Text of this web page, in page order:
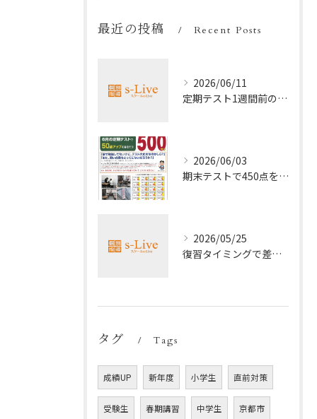
最近の投稿 Recent Posts
2026/06/11
定期テスト1週間前の効率暗記法
2026/06/03
期末テストで450点を取る勉強法
2026/05/25
復習タイミングで差がつく勉強法
タグ Tags
成績UP 新年度 小学生 直前対策
受験生 春期講習 中学生 京都市